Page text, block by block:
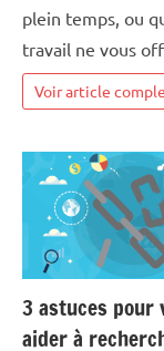
plein temps, ou
travail ne vous
Voir article
3 astuces pour
aider à